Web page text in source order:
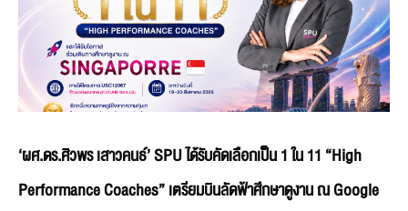
‘ผศ.ดร.ศิวพร เสาวคนธ์’ SPU ได้รับคัดเลือกเป็น 1 ใน 11 “High
Performance Coaches” เตรียมบินลัดฟ้าศึกษาดูงาน ณ Google